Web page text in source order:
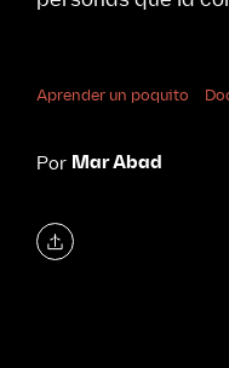
Aprender un poquito
Por Mar Abad